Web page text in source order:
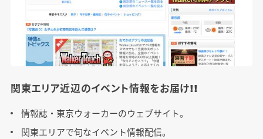
関東エリア近辺のイベント情報をお届け!!
情報誌・東京ウォーカーのウェブサイト。
関東エリアで旬なイベント情報配信。